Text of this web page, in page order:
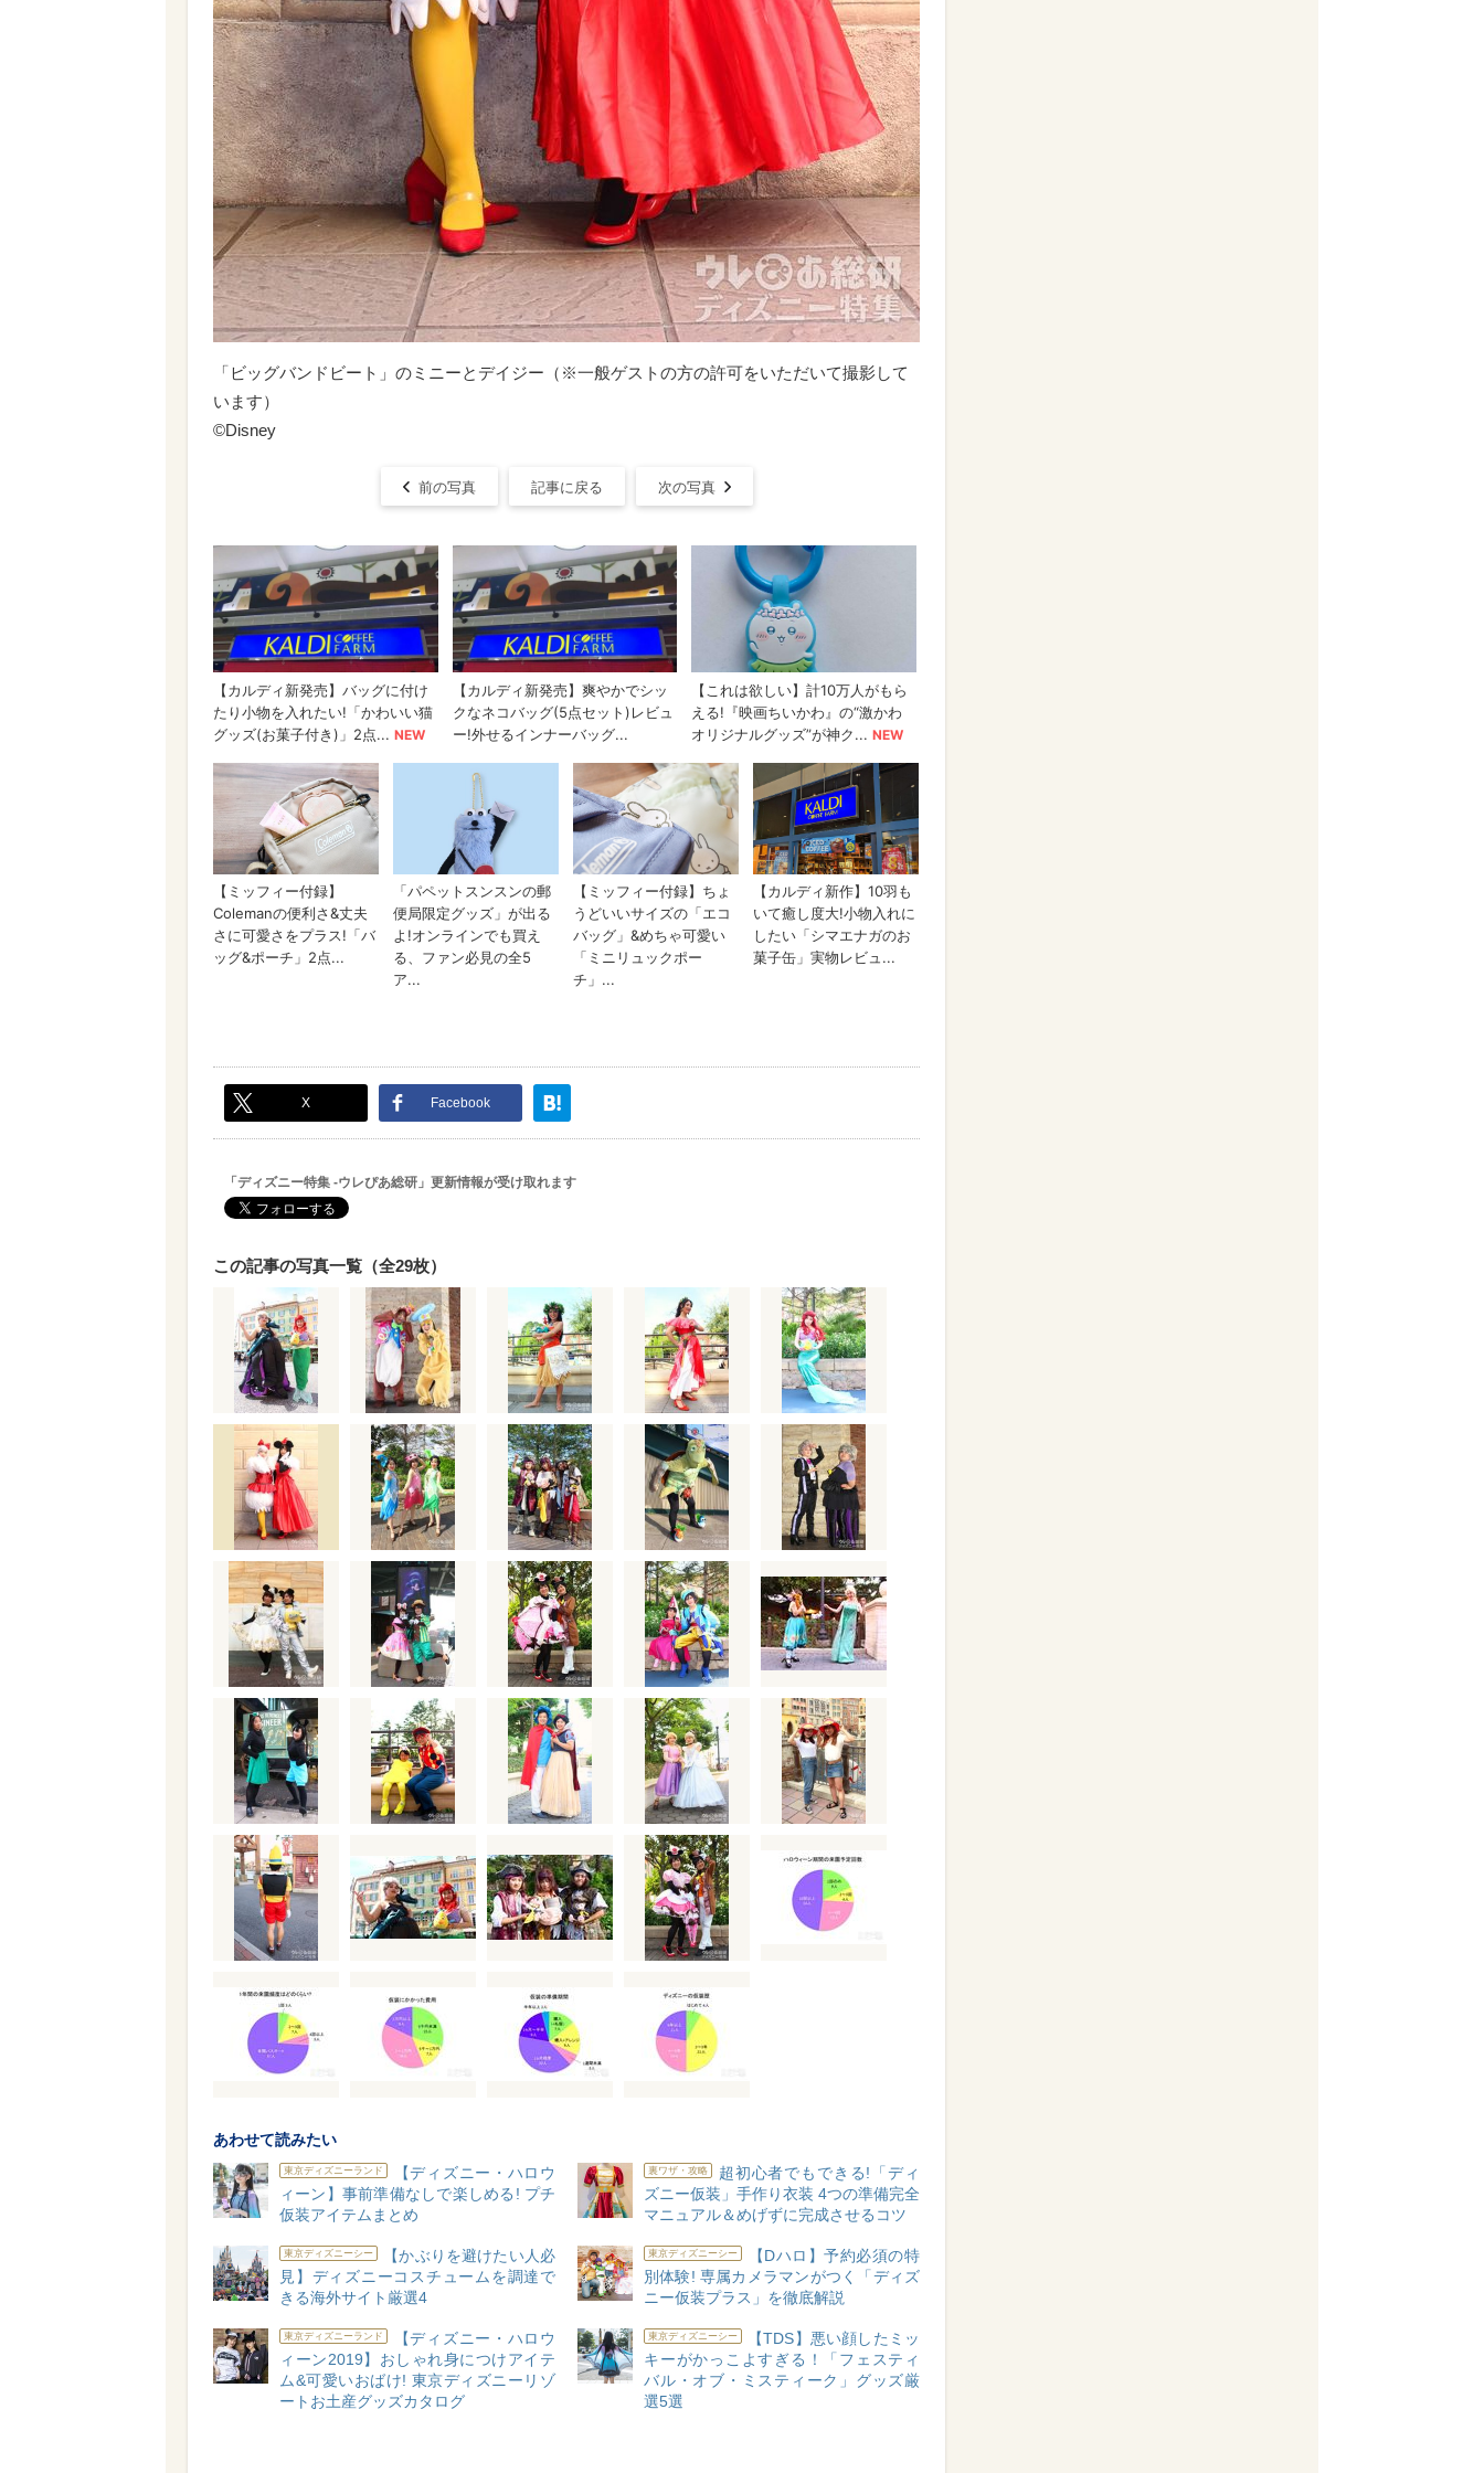
「ビッグバンドビート」のミニーとデイジー（※一般ゲストの方の許可をいただいて撮影して
います）
©Disney
前の写真 記事に戻る 次の写真
X Facebook
「ディズニー特集 -ウレぴあ総研」更新情報が受け取れます
この記事の写真一覧（全29枚）
あわせて読みたい
東京ディズニーランド
【ディズニー・ハロウ
ィーン】事前準備なしで楽しめる! プチ
仮装アイテムまとめ
裏ワザ・攻略
超初心者でもできる!「ディ
ズニー仮装」手作り衣装 4つの準備完全
マニュアル＆めげずに完成させるコツ
東京ディズニーシー
【かぶりを避けたい人必
見】ディズニーコスチュームを調達で
きる海外サイト厳選4
東京ディズニーシー
【Dハロ】予約必須の特
別体験! 専属カメラマンがつく「ディズ
ニー仮装プラス」を徹底解説
東京ディズニーランド
【ディズニー・ハロウ
ィーン2019】おしゃれ身につけアイテ
ム&可愛いおばけ! 東京ディズニーリゾ
ートお土産グッズカタログ
東京ディズニーシー
【TDS】悪い顔したミッ
キーがかっこよすぎる！「フェスティ
バル・オブ・ミスティーク」グッズ厳
選5選